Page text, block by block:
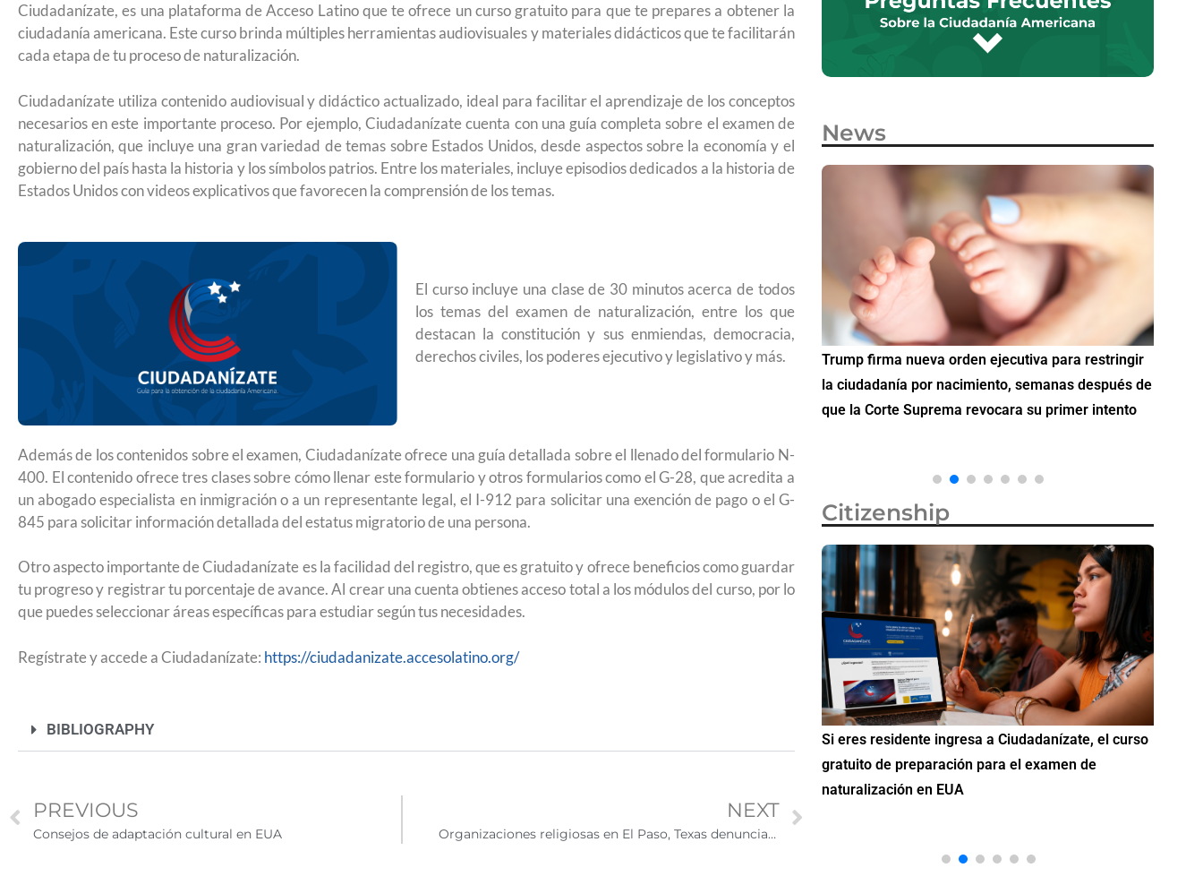
Ciudadanízate, es una plataforma de Acceso Latino que te ofrece un curso gratuito para que te prepares a obtener la
ciudadanía americana. Este curso brinda múltiples herramientas audiovisuales y materiales didácticos que te facilitarán
cada etapa de tu proceso de naturalización.
Ciudadanízate utiliza contenido audiovisual y didáctico actualizado, ideal para facilitar el aprendizaje de los conceptos
necesarios en este importante proceso. Por ejemplo, Ciudadanízate cuenta con una guía completa sobre el examen de
naturalización, que incluye una gran variedad de temas sobre Estados Unidos, desde aspectos sobre la economía y el
gobierno del país hasta la historia y los símbolos patrios. Entre los materiales, incluye episodios dedicados a la historia de
Estados Unidos con videos explicativos que favorecen la comprensión de los temas.
El curso incluye una clase de 30 minutos acerca de todos
los temas del examen de naturalización, entre los que
destacan la constitución y sus enmiendas, democracia,
derechos civiles, los poderes ejecutivo y legislativo y más.
Además de los contenidos sobre el examen, Ciudadanízate ofrece una guía detallada sobre el llenado del formulario N-
400. El contenido ofrece tres clases sobre cómo llenar este formulario y otros formularios como el G-28, que acredita a
un abogado especialista en inmigración o a un representante legal, el I-912 para solicitar una exención de pago o el G-
845 para solicitar información detallada del estatus migratorio de una persona.
Otro aspecto importante de Ciudadanízate es la facilidad del registro, que es gratuito y ofrece beneficios como guardar
tu progreso y registrar tu porcentaje de avance. Al crear una cuenta obtienes acceso total a los módulos del curso, por lo
que puedes seleccionar áreas específicas para estudiar según tus necesidades.
Regístrate y accede a Ciudadanízate: https://ciudadanizate.accesolatino.org/
BIBLIOGRAPHY
PREVIOUS
Consejos de adaptación cultural en EUA
NEXT
Organizaciones religiosas en El Paso, Texas denuncian impacto de nuevas políticas migratorias
News
¿Cómo inscribirse a Jóvenes Construyendo el
Futuro para capacitarse al regresar a México?
Conoce los cursos de construcción en Capacítate
Trump firma nueva orden ejecutiva para restringir
la ciudadanía por nacimiento, semanas después de
que la Corte Suprema revocara su primer intento
Citizenship
Si eres residente ingresa a Ciudadanízate, el curso
gratuito de preparación para el examen de
naturalización en EUA